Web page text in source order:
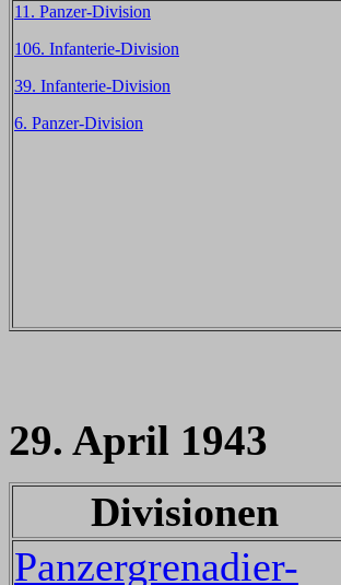
11. Panzer-Division
106. Infanterie-Division
39. Infanterie-Division
6. Panzer-Division
29. April 1943
Divisionen
Panzergrenadier-